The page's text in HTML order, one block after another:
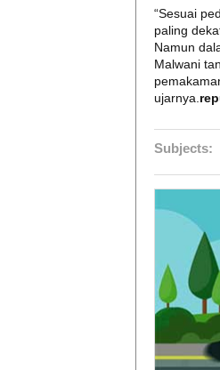
“Sesuai
paling
Namun
Malwani
ujarnya.
Subjects: